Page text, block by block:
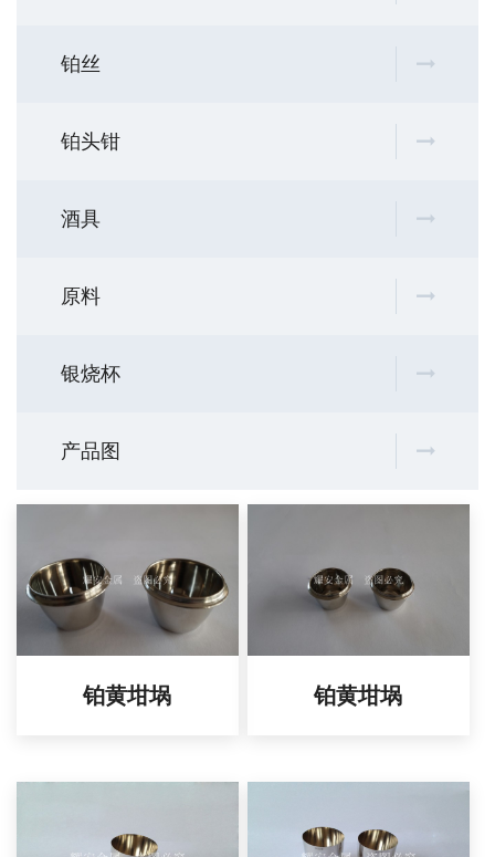
铂丝
铂头钳
酒具
原料
银烧杯
产品图
铂黄坩埚 铂黄坩埚